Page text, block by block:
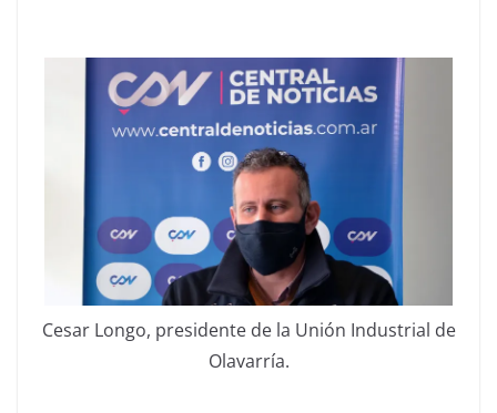
Cesar Longo, presidente de la Unión Industrial de
Olavarría.